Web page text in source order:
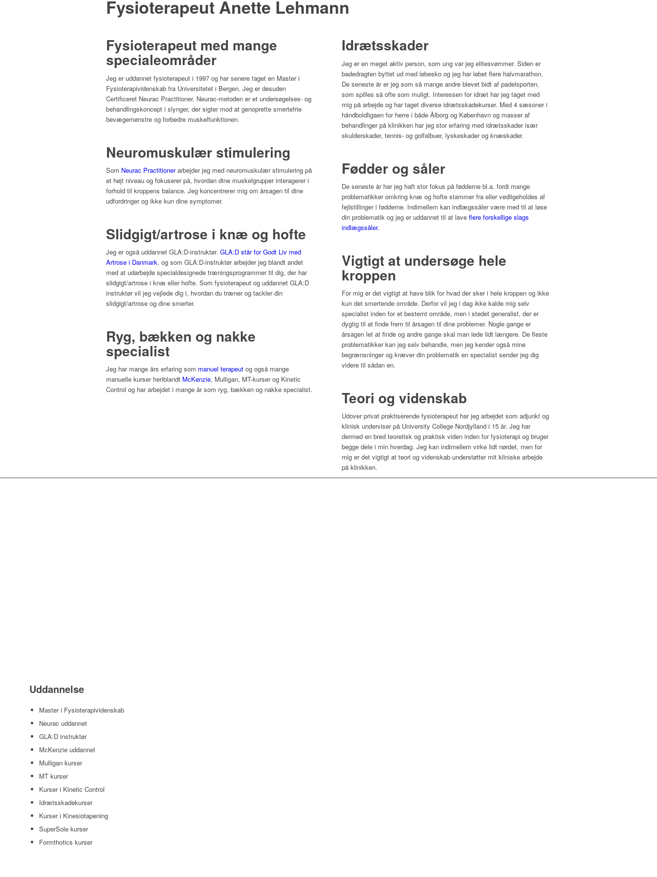
Fysioterapeut Anette Lehmann
Fysioterapeut med mange
specialeområder
Jeg er uddannet fysioterapeut i 1997 og har senere taget en Master i
Fysioterapividenskab fra Universitetet i Bergen. Jeg er desuden
Certificeret Neurac Practitioner. Neurac-metoden er et undersøgelses- og
behandlingskoncept i slynger, der sigter mod at genoprette smertefrie
bevægemønstre og forbedre muskelfunktionen.
Neuromuskulær stimulering
Som Neurac Practitionerarbejder jeg med neuromuskulær stimulering på
et højt niveau og fokuserer på, hvordan dine muskelgrupper interagerer i
forhold til kroppens balance. Jeg koncentrerer mig om årsagen til dine
udfordringer og ikke kun dine symptomer.
Slidgigt/artrose i knæ og hofte
Jeg er også uddannet GLA:D-instruktør. GLA:D står for Godt Liv med
Artrose i Danmark, og som GLA:D-instruktør arbejder jeg blandt andet
med at udarbejde specialdesignede træningsprogrammer til dig, der har
slidgigt/artrose i knæ eller hofte. Som fysioterapeut og uddannet GLA:D
instruktør vil jeg vejlede dig i, hvordan du træner og tackler din
slidgigt/artrose og dine smerter.
Ryg, bækken og nakke
specialist
Jeg har mange års erfaring som manuel terapeut og også mange
manuelle kurser heriblandt McKenzie, Mulligan, MT-kurser og Kinetic
Control og har arbejdet i mange år som ryg, bækken og nakke specialist.
Idrætsskader
Jeg er en meget aktiv person, som ung var jeg elitesvømmer. Siden er
badedragten byttet ud med løbesko og jeg har løbet flere halvmarathon.
De seneste år er jeg som så mange andre blevet bidt af padelsporten,
som spilles så ofte som muligt. Interessen for idræt har jeg taget med
mig på arbejde og har taget diverse idrætsskadekurser. Med 4 sæsoner i
håndboldligaen for herre i både Ålborg og København og masser af
behandlinger på klinikken har jeg stor erfaring med idrætsskader især
skulderskader, tennis- og golfalbuer, lyskeskader og knæskader.
Fødder og såler
De seneste år har jeg haft stor fokus på fødderne bl.a. fordi mange
problematikker omkring knæ og hofte stammer fra eller vedligeholdes af
fejlstillinger i fødderne. Indimellem kan indlægssåler være med til at løse
din problematik og jeg er uddannet til at laveflere forskellige slags
indlægssåler.
Vigtigt at undersøge hele
kroppen
For mig er det vigtigt at have blik for hvad der sker i hele kroppen og ikke
kun det smertende område. Derfor vil jeg i dag ikke kalde mig selv
specialist inden for et bestemt område, men i stedet generalist, der er
dygtig til at finde frem til årsagen til dine problemer. Nogle gange er
årsagen let at finde og andre gange skal man lede lidt længere. De fleste
problematikker kan jeg selv behandle, men jeg kender også mine
begrænsninger og kræver din problematik en specialist sender jeg dig
videre til sådan en.
Teori og videnskab
Udover privat praktiserende fysioterapeut har jeg arbejdet som adjunkt og
klinisk underviser på University College Nordjylland i 15 år. Jeg har
dermed en bred teoretisk og praktisk viden inden for fysioterapi og bruger
begge dele i min hverdag. Jeg kan indimellem virke lidt nørdet, men for
mig er det vigtigt at teori og videnskab understøtter mit kliniske arbejde
på klinikken.
Uddannelse
Master i Fysioterapividenskab
Neurac uddannet
GLA:D instruktør
McKenzie uddannet
Mulligan kurser
MT kurser
Kurser i Kinetic Control
Idrætsskadekurser
Kurser i Kinesiotapening
SuperSole kurser
Formthotics kurser